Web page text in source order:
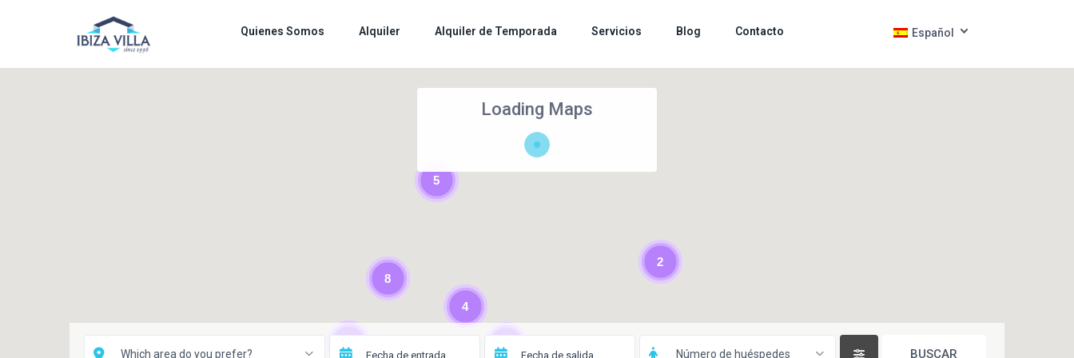
Quienes Somos Alquiler Alquiler de Temporada Servicios Blog Contacto Español
5
8
4
3
2
Loading Maps
Which area do you prefer? Número de huéspedes